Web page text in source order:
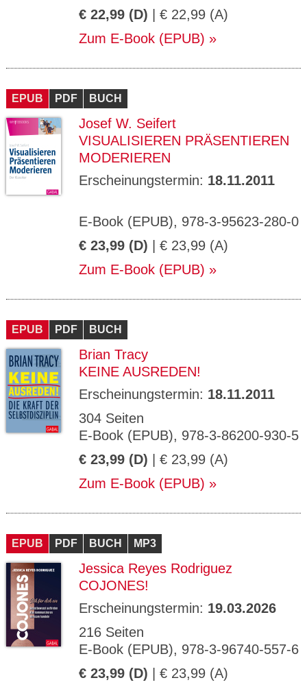
€ 22,99 (D) | € 22,99 (A)
Zum E-Book (EPUB)
EPUB PDF BUCH
Josef W. Seifert
VISUALISIEREN PRÄSENTIEREN
MODERIEREN
Erscheinungstermin: 18.11.2011
E-Book (EPUB), 978-3-95623-280-0
€ 23,99 (D) | € 23,99 (A)
Zum E-Book (EPUB)
EPUB PDF BUCH
Brian Tracy
KEINE AUSREDEN!
Erscheinungstermin: 18.11.2011
304 Seiten
E-Book (EPUB), 978-3-86200-930-5
€ 23,99 (D) | € 23,99 (A)
Zum E-Book (EPUB)
EPUB PDF BUCH MP3
Jessica Reyes Rodriguez
COJONES!
Erscheinungstermin: 19.03.2026
216 Seiten
E-Book (EPUB), 978-3-96740-557-6
€ 23,99 (D) | € 23,99 (A)